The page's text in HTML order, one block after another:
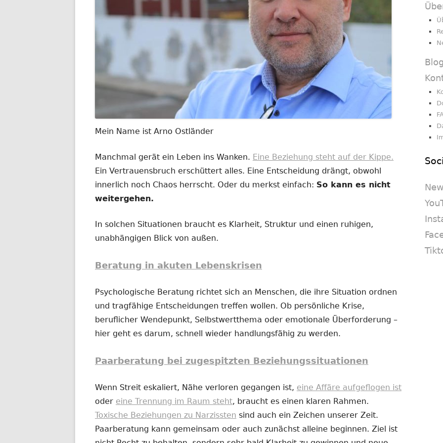
Mein Name ist Arno Ostländer
Manchmal gerät ein Leben ins Wanken. Eine Beziehung steht auf der Kippe.
Ein Vertrauensbruch erschüttert alles. Eine Entscheidung drängt, obwohl
innerlich noch Chaos herrscht. Oder du merkst einfach: So kann es nicht
weitergehen.
In solchen Situationen braucht es Klarheit, Struktur und einen ruhigen,
unabhängigen Blick von außen.
Beratung in akuten Lebenskrisen
Psychologische Beratung richtet sich an Menschen, die ihre Situation ordnen
und tragfähige Entscheidungen treffen wollen. Ob persönliche Krise,
beruflicher Wendepunkt, Selbstwertthema oder emotionale Überforderung –
hier geht es darum, schnell wieder handlungsfähig zu werden.
Paarberatung bei zugespitzten Beziehungssituationen
Wenn Streit eskaliert, Nähe verloren gegangen ist, eine Affäre aufgeflogen ist
oder eine Trennung im Raum steht, braucht es einen klaren Rahmen.
Toxische Beziehungen zu Narzissten sind auch ein Zeichen unserer Zeit.
Paarberatung kann gemeinsam oder auch zunächst alleine beginnen. Ziel ist
Blog